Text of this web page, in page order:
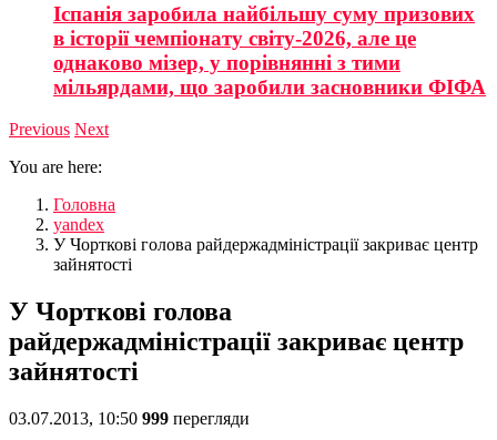
Іспанія заробила найбільшу суму призових
в історії чемпіонату світу-2026, але це
однаково мізер, у порівнянні з тими
мільярдами, що заробили засновники ФІФА
Previous Next
You are here:
Головна
yandex
У Чорткові голова райдержадміністрації закриває центр
зайнятості
У Чорткові голова
райдержадміністрації закриває центр
зайнятості
03.07.2013, 10:50 999 перегляди